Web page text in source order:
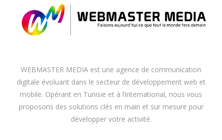
WEBMASTER MEDIA est une agence de communication
digitale évoluant dans le secteur de développement web et
mobile. Opérant en Tunisie et à l’international, nous vous
proposons des solutions clés en main et sur mesure pour
développer votre activité.